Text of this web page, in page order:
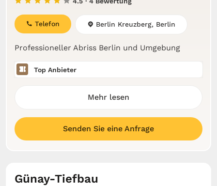
Professioneller Abriss Berlin und Umgebung
Telefon Berlin Kreuzberg, Berlin
Top Anbieter
Mehr lesen
Senden Sie eine Anfrage
Günay-Tiefbau